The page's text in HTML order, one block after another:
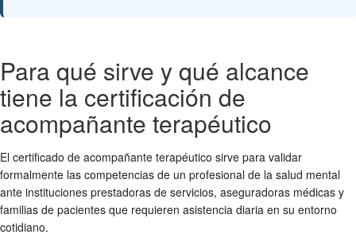
Para qué sirve y qué alcance
tiene la certificación de
acompañante terapéutico
El certificado de acompañante terapéutico sirve para validar
formalmente las competencias de un profesional de la salud mental
ante instituciones prestadoras de servicios, aseguradoras médicas y
familias de pacientes que requieren asistencia diaria en su entorno
cotidiano.